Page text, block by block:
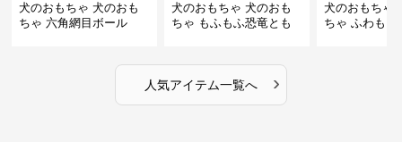
犬のおもちゃ 犬のおも
ちゃ 六角網目ボール
犬のおもちゃ 犬のおも
ちゃ もふもふ恐竜とも
犬のおもちゃ
ちゃ ふわもこ
人気アイテム一覧へ ›